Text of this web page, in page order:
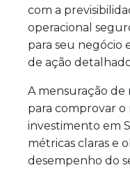
com a
operacional
para seu negócio
de ação
A mensuração
para comprovar
investimento em
métricas claras e
desempenho do